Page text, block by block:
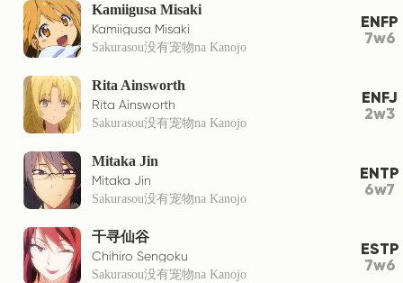
Kamiigusa Misaki
Kamiigusa Misaki
Sakurasou没有宠物na Kanojo
ENFP
7w6
Rita Ainsworth
Rita Ainsworth
Sakurasou没有宠物na Kanojo
ENFJ
2w3
Mitaka Jin
Mitaka Jin
Sakurasou没有宠物na Kanojo
ENTP
6w7
千寻仙谷
Chihiro Sengoku
Sakurasou没有宠物na Kanojo
ESTP
7w6